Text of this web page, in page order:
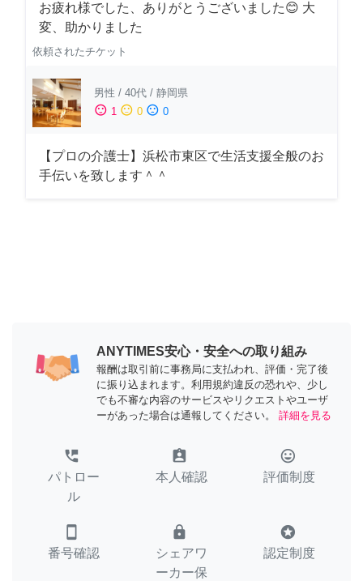
お疲れ様でした、ありがとうございました😊 大
変、助かりました
依頼されたチケット
男性 / 40代 / 静岡県
sentiment_satisfied 1 sentiment_neutral 0 sentiment_dissatisfied 0
【プロの介護士】浜松市東区で生活支援全般のお
手伝いを致します＾＾
ANYTIMES安心・安全への取り組み
報酬は取引前に事務局に支払われ、評価・完了後
に振り込まれます。利用規約違反の恐れや、少し
でも不審な内容のサービスやリクエストやユーザ
ーがあった場合は通報してください。
詳細を見る
perm_phone_msg
パトロー
ル
assignment_ind
本人確認
tag_faces
評価制度
smartphone
番号確認
lock
シェアワ
ーカー保
stars
認定制度